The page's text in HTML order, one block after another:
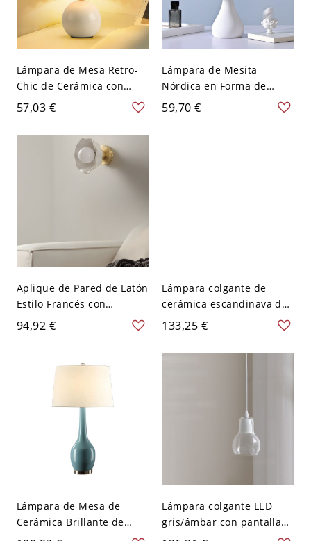
Lámpara de Mesa Retro-
Chic de Cerámica con
Pantalla de Tela Plisada y
Luz Ambiental Regulable -
110 A 120 V Blanco
57,03 €
Lámpara de Mesita
Nórdica en Forma de
Gota, Iluminación Suave
para Mesitas Compactas y
59,70 €
Aplique de Pared de Latón
Estilo Francés con
Pantalla de Flor de
Cerámica Ondulada -
94,92 €
Lámpara colgante de
cerámica escandinava de
mediados de siglo con
pantalla plisada y borde
festoneado - 110 A 120 V
133,25 €
Lámpara de Mesa de
Cerámica Brillante de
Estilo Mid-Century con
Lámpara colgante LED
gris/ámbar con pantalla
de vidrio para uso